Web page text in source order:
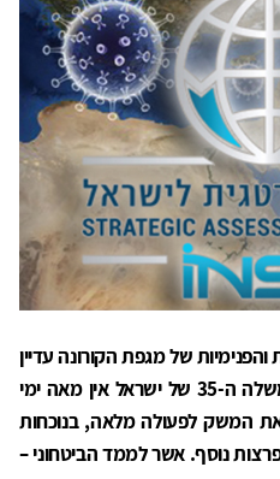
והפנימיות של מגפת הקורונה עדיין
לא ברורות די הצורך, אך לממשלה ה-35 של ישראל אין מאה ימי
המשק לפעולה מלאה, בנוכחות
נוסף. אשר לממד הביטחוני –